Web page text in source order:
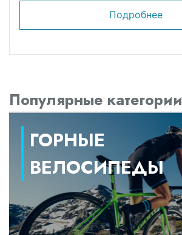
Подробнее
Популярные категории
ГОРНЫЕ
ВЕЛОСИПЕДЫ